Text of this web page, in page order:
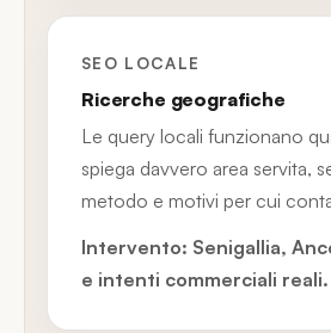
SEO LOCALE
Ricerche geografiche
Le query locali funzionano
spiega davvero area servita,
metodo e motivi per cui
Intervento: Senigallia,
e intenti commerciali reali.